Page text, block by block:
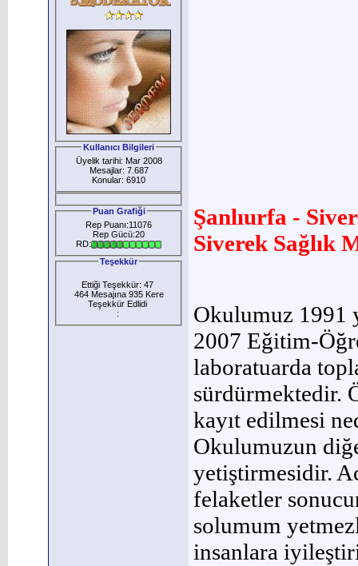
Kullanıcı Bilgileri
Üyelik tarihi: Mar 2008
Mesajlar: 7.687
Konular: 6910
Puan Grafiği
Rep Puanı:11076
Rep Gücü:20
RD:
Teşekkür
Ettiği Teşekkür: 47
464 Mesajına 935 Kere
Teşekkür Edlidi
:
Şanlıurfa -
Siverek Sağlık
Okulumuz 1991
2007 Eğitim-
laboratuarda
sürdürmektedir.
kayıt edilmesi
Okulumuzun
yetiştirmesidir.
felaketler
solumum
insanlara